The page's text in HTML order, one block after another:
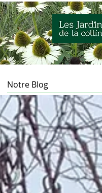
Notre Blog